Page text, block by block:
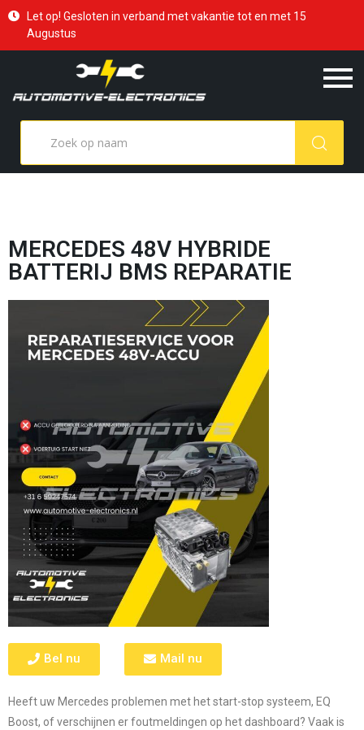
Let op! Gesloten in verband met vakantie tot en met 15
Augustus
MERCEDES 48V HYBRIDE
BATTERIJ BMS REPARATIE
Bel nu Mail nu
Heeft uw Mercedes problemen met hetstart-stop systeem, EQ
Boost, of verschijnen er foutmeldingen op het dashboard? Vaak is